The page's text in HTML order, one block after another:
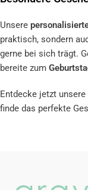
Unsere
praktisch, sondern
gerne bei sich trägt.
bereite zum
Entdecke jetzt unsere
finde das perfekte